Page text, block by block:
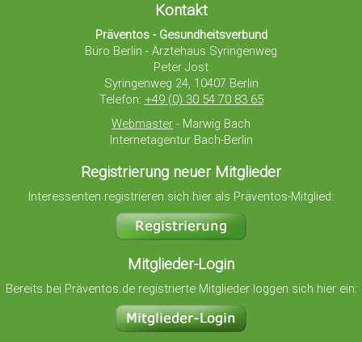
Kontakt
Präventos - Gesundheitsverbund
Büro Berlin - Ärztehaus Syringenweg
Peter Jost
Syringenweg 24, 10407 Berlin
Telefon: +49 (0) 30 54 70 83 65
Webmaster - Marwig Bach
Internetagentur Bach-Berlin
Registrierung neuer Mitglieder
Interessenten registrieren sich hier als Präventos-Mitglied:
Mitglieder-Login
Bereits bei Präventos.de registrierte Mitglieder loggen sich hier ein: